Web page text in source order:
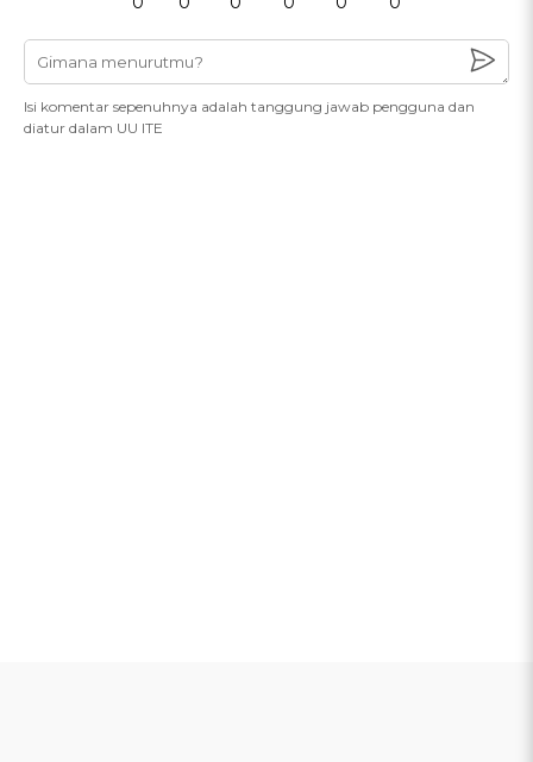
Isi komentar sepenuhnya adalah tanggung jawab pengguna dan
diatur dalam UU ITE